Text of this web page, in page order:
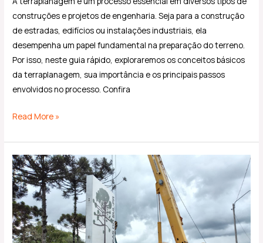
construções e projetos de engenharia. Seja para a construção
de estradas, edifícios ou instalações industriais, ela
desempenha um papel fundamental na preparação do terreno.
Por isso, neste guia rápido, exploraremos os conceitos básicos
da terraplanagem, sua importância e os principais passos
envolvidos no processo. Confira
Read More »
Projeto
de
construção
pré-
fabricada:
prós